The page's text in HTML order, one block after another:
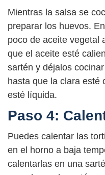
Mientras la salsa se
preparar los huevos.
poco de aceite vegetal
que el aceite esté
sartén y déjalos
hasta que la clara esté
esté líquida.
Paso 4:
Puedes calentar las
en el horno a baja
calentarlas en una